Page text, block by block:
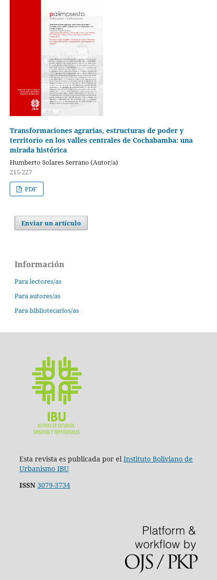
Transformaciones agrarias, estructuras de poder y
territorio en los valles centrales de Cochabamba: una
mirada histórica
Humberto Solares Serrano (Autor/a)
215-227
PDF
Enviar un artículo
Información
Para lectores/as
Para autores/as
Para bibliotecarios/as
Esta revista es publicada por el Instituto Boliviano de
Urbanismo IBU
ISSN 3079-3734